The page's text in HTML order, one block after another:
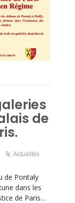
de
Actualités
de Pontaly
dans les
de Paris…